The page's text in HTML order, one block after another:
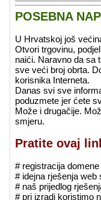
POSEBNA
U Hrvatskoj još
Otvori trgovinu,
naići. Naravno da sa
sve veći broj obrta.
korisnika Interneta.
Danas svi sve
poduzmete jer ćete
Može i drugačije.
smjeru.
Pratite ovaj
# registracija
# idejna rješenja web
# naš prijedlog
# pri izradi koristimo